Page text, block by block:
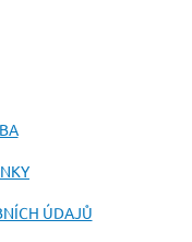
ÚDAJŮ